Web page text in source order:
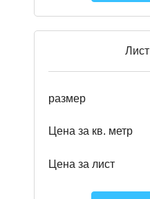
размер
Цена за кв. метр
Цена за лист